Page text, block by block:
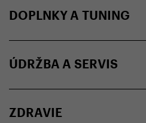
DOPLNKY A TUNING
ÚDRŽBA A SERVIS
ZDRAVIE